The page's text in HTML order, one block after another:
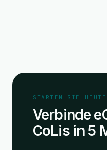
STARTEN SIE HEUTE
Verbinde
CoLis in 5